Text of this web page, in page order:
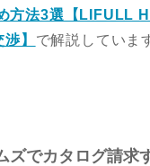
方法3選【LIFULL
】 で解説していま
ズでカタログ請求